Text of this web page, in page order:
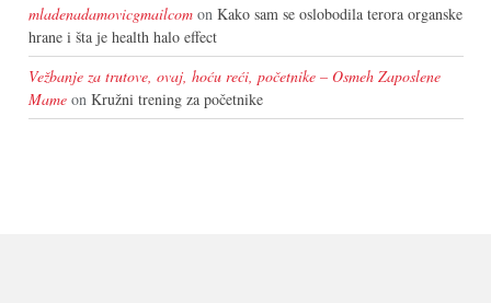
mladenadamovicgmailcom on Kako sam se oslobodila terora organske
hrane i šta je health halo effect
Vežbanje za trutove, ovaj, hoću reći, početnike – Osmeh Zaposlene
Mame on Kružni trening za početnike